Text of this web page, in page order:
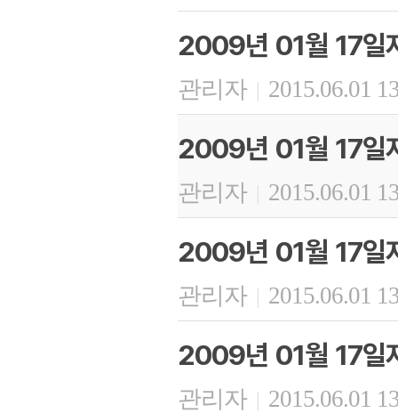
2009년 01월 17일
관리자 | 2015.06.01
2009년 01월 17일
관리자 | 2015.06.01
2009년 01월 17일
관리자 | 2015.06.01
2009년 01월 17일
관리자 | 2015.06.01